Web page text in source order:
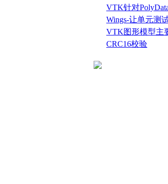
据算法
VTK针对
线运算
Wings-让单元测
生成
VTK图形模型主
CRC16校验